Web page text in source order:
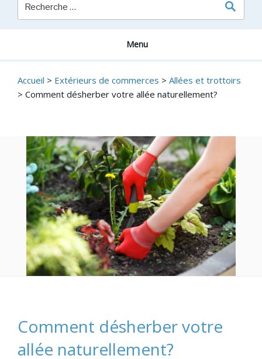
Menu
Accueil > Extérieurs de commerces > Allées et trottoirs
> Comment désherber votre allée naturellement?
Comment désherber votre
allée naturellement?